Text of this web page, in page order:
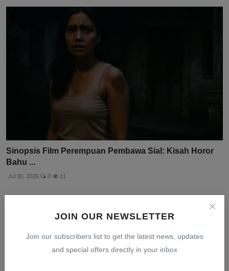
JOIN OUR NEWSLETTER
Join our subscribers list to get the latest news, updates
and special offers directly in your inbox
Sinopsis Film Perempuan Pembawa Sial: Kisah Horor
Bahu ...
Jul 30, 2026 0 11